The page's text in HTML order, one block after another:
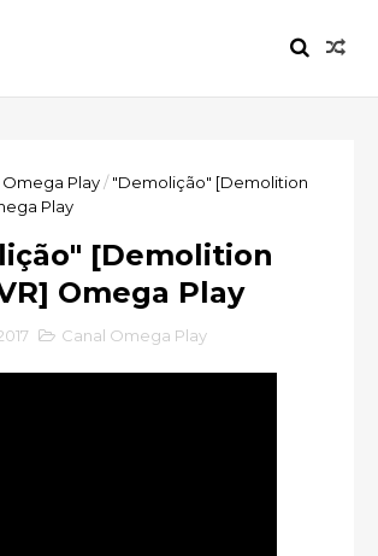
Omega Play/ "Demolição" [Demolition
Play
[Demolition
Omega Play
Canal Omega Play